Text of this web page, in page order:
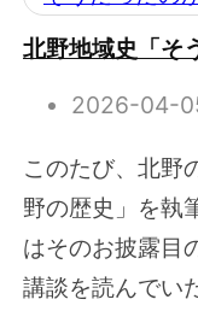
北野地域史「そ
2026-04-
このたび、北野
野の歴史」を執
はそのお披露目
講談を読んでい